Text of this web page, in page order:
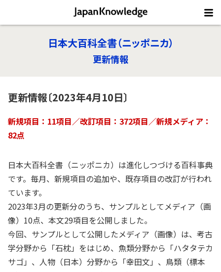
日本大百科全書（ニッポニカ）
更新情報
更新情報〔2023年4月10日〕
新規項目：11項目／改訂項目：372項目／新規メディア：
82点
日本大百科全書（ニッポニカ）は進化しつづける百科事典
です。毎月、新規項目の追加や、既存項目の改訂が行われ
ています。
2023年3月の更新分のうち、サンプルとしてメディア（画
像）10点、本文29項目を公開しました。
今回、サンプルとして公開したメディア（画像）は、考古
学分野から「石枕」をはじめ、魚類分野から「ハタタテカ
サゴ」、人物（日本）分野から「幸田文」、鳥類（標本